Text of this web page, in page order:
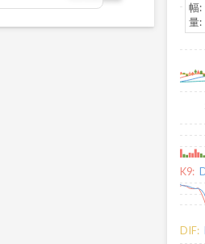
幅:
量:
K9:
DIF: